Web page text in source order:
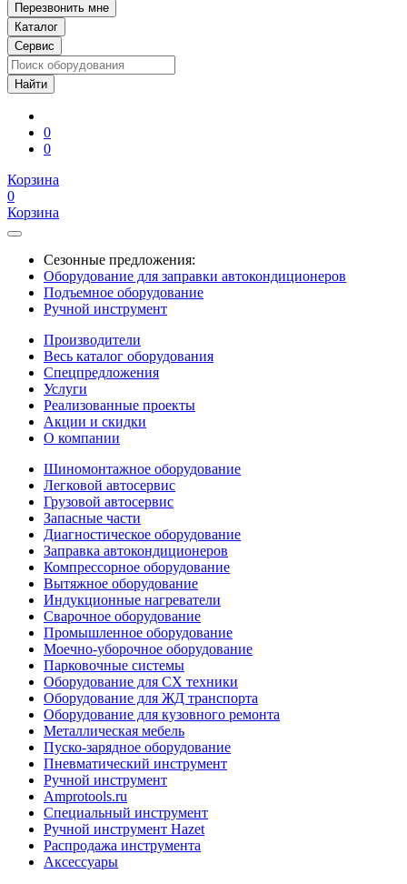
Перезвонить мне
Каталог
Сервис
0
0
Корзина
0
Корзина
Сезонные предложения:
Оборудование для заправки автокондиционеров
Подъемное оборудование
Ручной инструмент
Производители
Весь каталог оборудования
Спецпредложения
Услуги
Реализованные проекты
Акции и скидки
О компании
Шиномонтажное оборудование
Легковой автосервис
Грузовой автосервис
Запасные части
Диагностическое оборудование
Заправка автокондиционеров
Компрессорное оборудование
Вытяжное оборудование
Индукционные нагреватели
Сварочное оборудование
Промышленное оборудование
Моечно-уборочное оборудование
Парковочные системы
Оборудование для СХ техники
Оборудование для ЖД транспорта
Оборудование для кузовного ремонта
Металлическая мебель
Пуско-зарядное оборудование
Пневматический инструмент
Ручной инструмент
Amprotools.ru
Специальный инструмент
Ручной инструмент Hazet
Распродажа инструмента
Аксессуары